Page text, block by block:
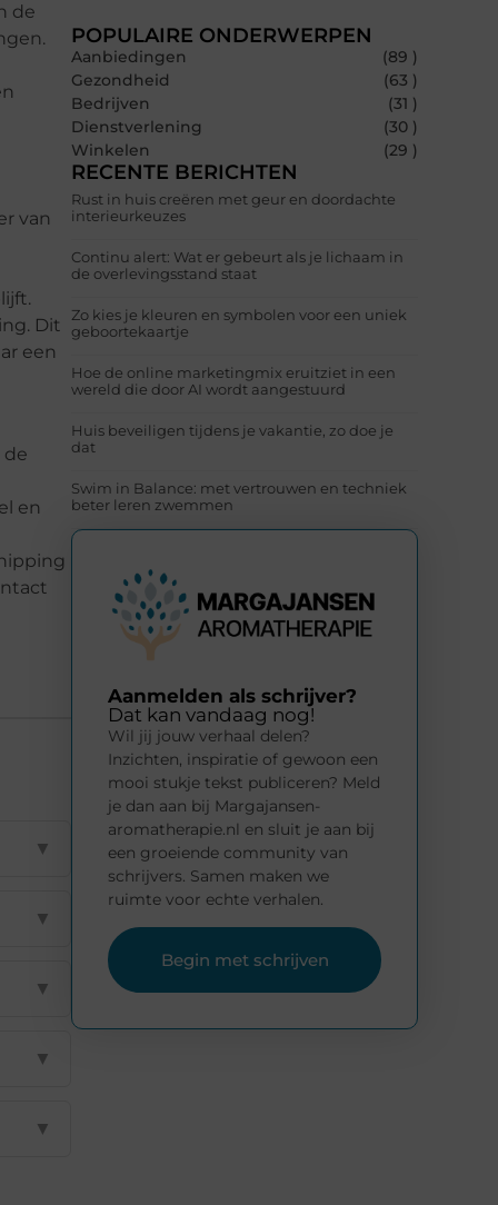
de
van
Dit
een
de
en
▼
▼
▼
▼
▼
POPULAIRE ONDERWERPEN
Aanbiedingen
(89 )
Gezondheid
(63 )
Bedrijven
(31 )
Dienstverlening
(30 )
Winkelen
(29 )
RECENTE BERICHTEN
Rust in huis creëren met geur en doordachte
interieurkeuzes
Continu alert: Wat er gebeurt als je lichaam in
de overlevingsstand staat
Zo kies je kleuren en symbolen voor een uniek
geboortekaartje
Hoe de online marketingmix eruitziet in een
wereld die door AI wordt aangestuurd
Huis beveiligen tijdens je vakantie, zo doe je
dat
Swim in Balance: met vertrouwen en techniek
beter leren zwemmen
Aanmelden als schrijver?
Dat kan vandaag nog!
Wil jij jouw verhaal delen?
Inzichten, inspiratie of gewoon een
mooi stukje tekst publiceren? Meld
je dan aan bij Margajansen-
aromatherapie.nl en sluit je aan bij
een groeiende community van
schrijvers. Samen maken we
ruimte voor echte verhalen.
Begin met schrijven